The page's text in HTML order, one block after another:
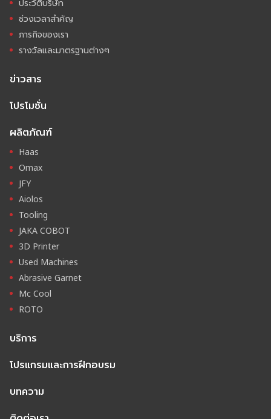
ประวัติบริษัท
ช่วงเวลาสำคัญ
ภารกิจของเรา
รางวัลและมาตรฐานต่างๆ
ข่าวสาร
โปรโมชั่น
ผลิตภัณฑ์
Haas
Omax
JFY
Aiolos
Tooling
JAKA COBOT
3D Printer
Used Machines
Abrasive Garnet
Mc Cool
ROTO
บริการ
โปรแกรมและการฝึกอบรม
บทความ